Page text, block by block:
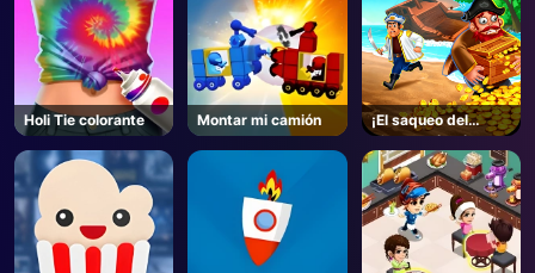
Game
Holi Tie colorante Montar mi camión
¡El saqueo del
pirata! ¡Sí! ¡Sí!